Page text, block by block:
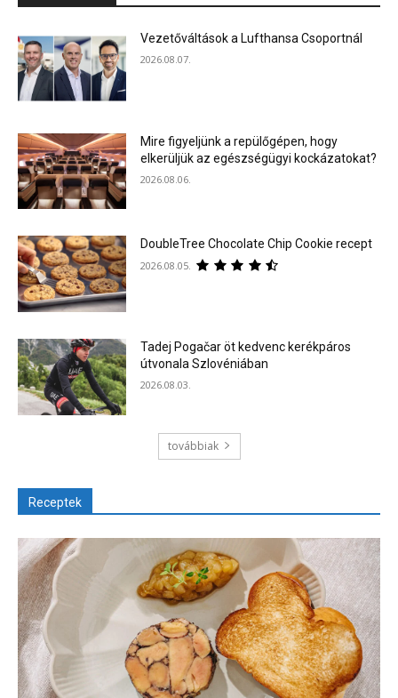
Vezetőváltások a Lufthansa Csoportnál
2026.08.07.
Mire figyeljünk a repülőgépen, hogy
elkerüljük az egészségügyi kockázatokat?
2026.08.06.
DoubleTree Chocolate Chip Cookie recept
2026.08.05.
Tadej Pogačar öt kedvenc kerékpáros
útvonala Szlovéniában
2026.08.03.
továbbiak
Receptek